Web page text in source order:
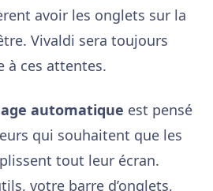
avoir les onglets sur la
Vivaldi sera toujours
à ces attentes.
automatique est pensé
qui souhaitent que les
tout leur écran.
votre barre d’onglets,